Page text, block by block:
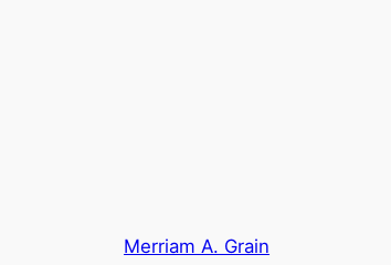
Merriam A. Grain